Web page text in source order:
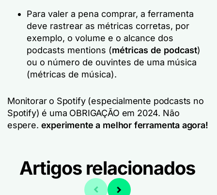
Para valer a pena comprar, a ferramenta
deve rastrear as métricas corretas, por
exemplo, o volume e o alcance dos
podcasts mentions (métricas de podcast)
ou o número de ouvintes de uma música
(métricas de música).
Monitorar o Spotify (especialmente podcasts no
Spotify) é uma OBRIGAÇÃO em 2024. Não
espere. experimente a melhor ferramenta agora!
Artigos relacionados